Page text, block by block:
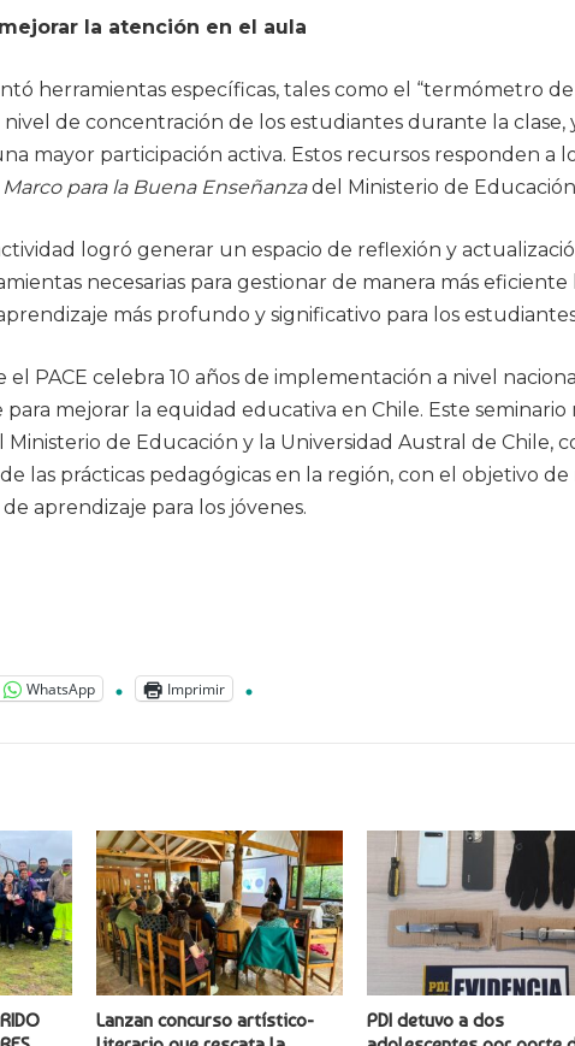
la atención en el aula
herramientas específicas, tales como el “termómetro
de concentración de los estudiantes durante la clase,
mayor participación activa. Estos recursos responden a
Marco para la Buena Enseñanzadel Ministerio de
logró generar un espacio de reflexión y
necesarias para gestionar de manera más
más profundo y significativo para los
el PACE celebra 10 años de implementación a nivel
para mejorar la equidad educativa en Chile. Este
de Educación y la Universidad Austral de Chile,
las prácticas pedagógicas en la región, con el objetivo
aprendizaje para los jóvenes.
WhatsApp Imprimir
Lanzan concurso artístico-
PDI detuvo a dos